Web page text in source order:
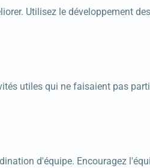
Utilisez le développement
utiles qui ne faisaient pas
d'équipe. Encouragez